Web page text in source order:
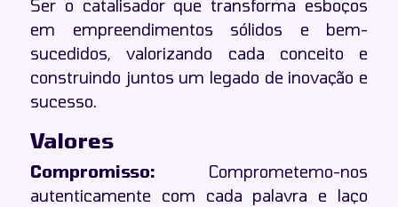
Ser o catalisador que transforma esboços
em empreendimentos sólidos e bem-
sucedidos, valorizando cada conceito e
construindo juntos um legado de inovação e
sucesso.
Valores
Compromisso: Comprometemo-nos
autenticamente com cada palavra e laço